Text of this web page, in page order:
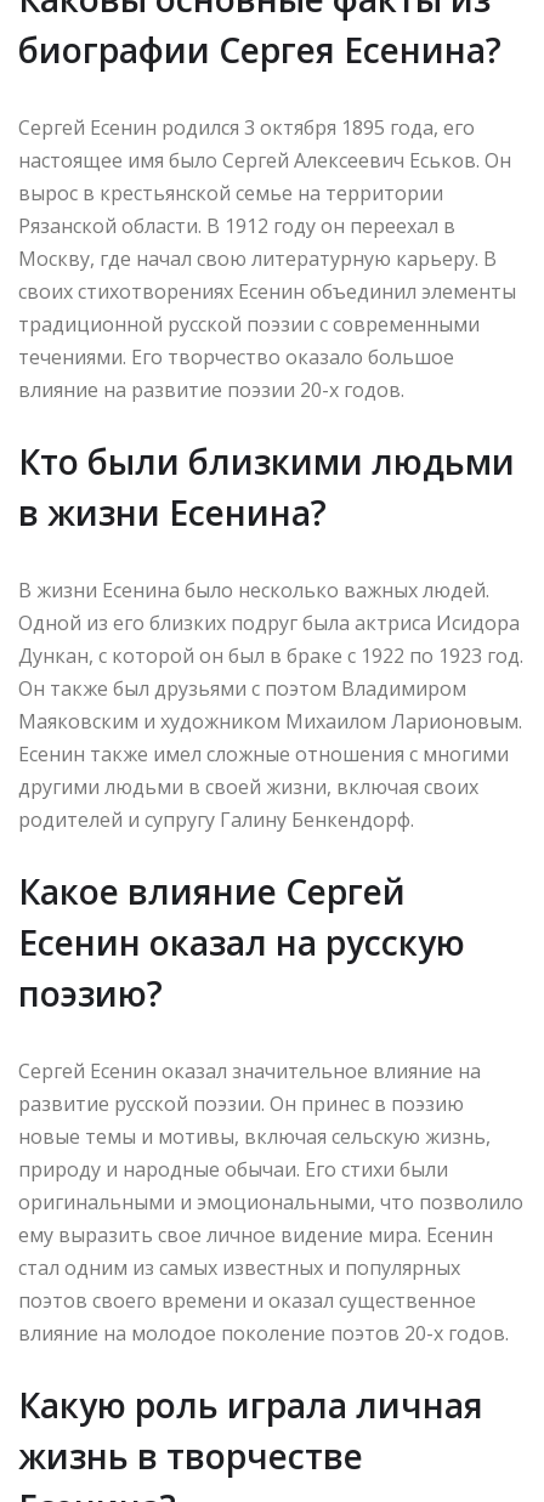
биографии Сергея Есенина?
Сергей Есенин родился 3 октября 1895 года, его
настоящее имя было Сергей Алексеевич Еськов. Он
вырос в крестьянской семье на территории
Рязанской области. В 1912 году он переехал в
Москву, где начал свою литературную карьеру. В
своих стихотворениях Есенин объединил элементы
традиционной русской поэзии с современными
течениями. Его творчество оказало большое
влияние на развитие поэзии 20-х годов.
Кто были близкими людьми
в жизни Есенина?
В жизни Есенина было несколько важных людей.
Одной из его близких подруг была актриса Исидора
Дункан, с которой он был в браке с 1922 по 1923 год.
Он также был друзьями с поэтом Владимиром
Маяковским и художником Михаилом Ларионовым.
Есенин также имел сложные отношения с многими
другими людьми в своей жизни, включая своих
родителей и супругу Галину Бенкендорф.
Какое влияние Сергей
Есенин оказал на русскую
поэзию?
Сергей Есенин оказал значительное влияние на
развитие русской поэзии. Он принес в поэзию
новые темы и мотивы, включая сельскую жизнь,
природу и народные обычаи. Его стихи были
оригинальными и эмоциональными, что позволило
ему выразить свое личное видение мира. Есенин
стал одним из самых известных и популярных
поэтов своего времени и оказал существенное
влияние на молодое поколение поэтов 20-х годов.
Какую роль играла личная
жизнь в творчестве